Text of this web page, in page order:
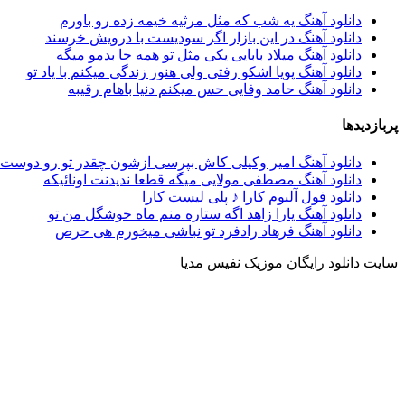
دانلود آهنگ یه شب که مثل مرثیه خیمه زده رو باورم
دانلود آهنگ در این بازار اگر سودیست با درویش خرسند
دانلود آهنگ میلاد بابایی ﻳﻜﻰ ﻣﺜﻞ ﺗﻮ ﻫﻤﻪ ﺟﺎ ﺑﺪﻣﻮ ﻣﻴﮕﻪ
دانلود آهنگ پویا اشکو رفتی ولی هنوز زندگی میکنم با یاد تو
دانلود آهنگ حامد وفایی حس میکنم دنیا باهام رقیبه
پربازدیدها
دانلود آهنگ امیر وکیلی کاش بپرسی ازشون چقدر تو رو دوست
دانلود آهنگ مصطفی مولایی میگه قطعا ندیدنت اونائیکه
دانلود فول آلبوم کارا ♪ پلی لیست کارا
دانلود آهنگ یارا زاهد اگه ستاره منم ماه خوشگل من تو
دانلود آهنگ فرهاد رادفرد تو نباشی میخورم هی حرص
سایت دانلود رایگان موزیک نفیس مدیا